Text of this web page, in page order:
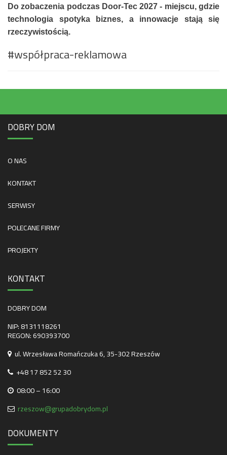
Do zobaczenia podczas Door-Tec 2027 - miejscu, gdzie
technologia spotyka biznes, a innowacje stają się
rzeczywistością.
#współpraca-reklamowa
DOBRY DOM
O NAS
KONTAKT
SERWISY
POLECANE FIRMY
PROJEKTY
KONTAKT
DOBRY DOM
NIP: 8131118261
REGON: 690393700
ul. Wrzesława Romańczuka 6, 35-302 Rzeszów
+48 17 852 52 30
08:00 – 16:00
rzeszow@grupadobrydom.pl
DOKUMENTY